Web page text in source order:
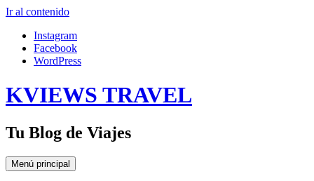
Ir al contenido
Instagram
Facebook
WordPress
KVIEWS TRAVEL
Tu Blog de Viajes
Menú principal